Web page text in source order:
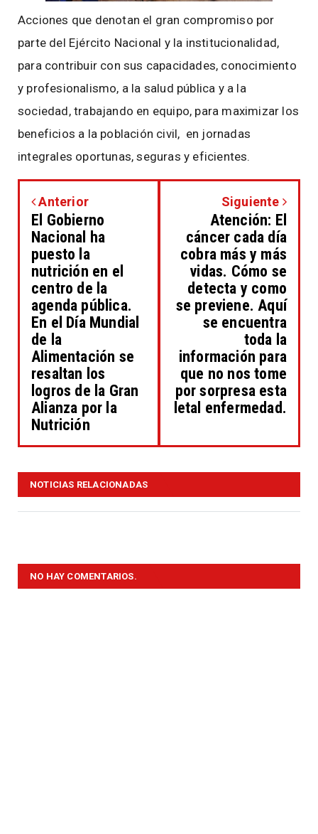
Acciones que denotan el gran compromiso por
parte del Ejército Nacional y la institucionalidad,
para contribuir con sus capacidades, conocimiento
y profesionalismo, a la salud pública y a la
sociedad, trabajando en equipo, para maximizar los
beneficios a la población civil, en jornadas
integrales oportunas, seguras y eficientes.
Anterior
El Gobierno
Nacional ha
puesto la
nutrición en el
centro de la
agenda pública.
En el Día Mundial
de la
Alimentación se
resaltan los
logros de la Gran
Alianza por la
Nutrición
Siguiente
Atención: El
cáncer cada día
cobra más y más
vidas. Cómo se
detecta y como
se previene. Aquí
se encuentra
toda la
información para
que no nos tome
por sorpresa esta
letal enfermedad.
NOTICIAS RELACIONADAS
NO HAY COMENTARIOS.